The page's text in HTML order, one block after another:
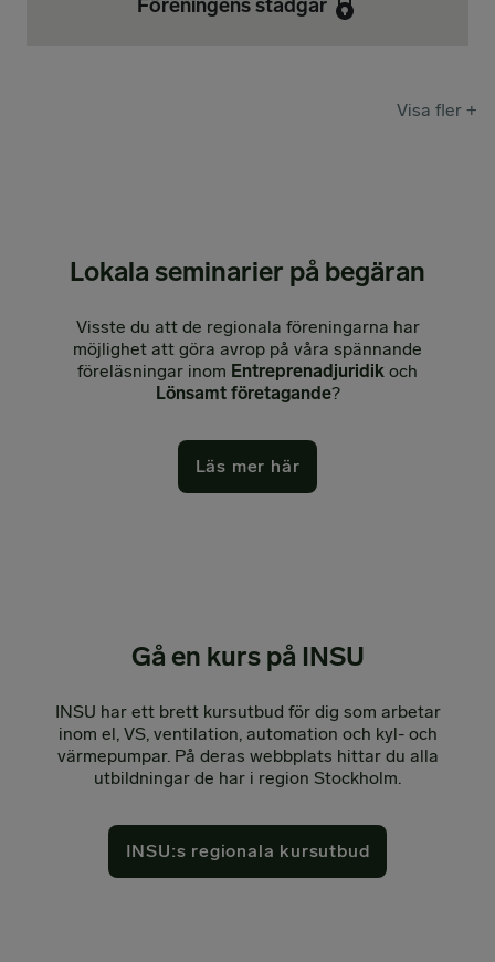
Föreningens stadgar
Visa fler +
Lokala seminarier på begäran
Visste du att de regionala föreningarna har
möjlighet att göra avrop på våra spännande
föreläsningar inom Entreprenadjuridik och
Lönsamt företagande?
Läs mer här
Gå en kurs på INSU
INSU har ett brett kursutbud för dig som arbetar
inom el, VS, ventilation, automation och kyl- och
värmepumpar. På deras webbplats hittar du alla
utbildningar de har i region Stockholm.
INSU:s regionala kursutbud